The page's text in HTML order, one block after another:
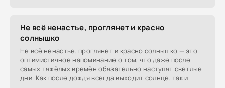
Не всё ненастье, проглянет и красно
солнышко
Не всё ненастье, проглянет и красно солнышко — это
оптимистичное напоминание о том, что даже после
самых тяжёлых времён обязательно наступят светлые
дни. Как после дождя всегда выходит солнце, так и